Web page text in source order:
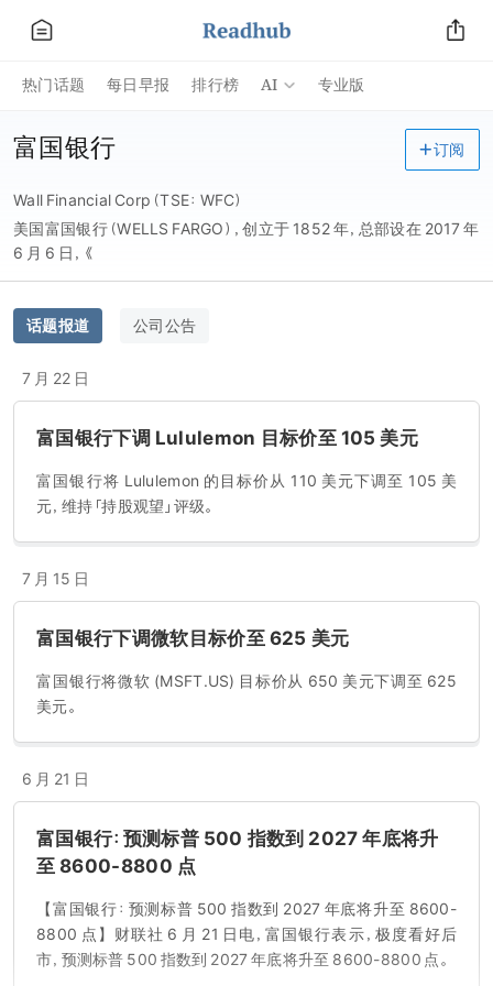
热门话题 每日早报 排行榜 AI 专业版
富国银行
Wall Financial Corp（TSE：WFC）
美国富国银行（WELLS FARGO），创立于 1852 年，总部设在 2017 年
6 月 6 日，《
订阅
话题报道 公司公告
7 月 22 日
富国银行下调 Lululemon 目标价至 105 美元
富国银行将 Lululemon 的目标价从 110 美元下调至 105 美
元，维持「持股观望」评级。
7 月 15 日
富国银行下调微软目标价至 625 美元
富国银行将微软 (MSFT.US) 目标价从 650 美元下调至 625
美元。
6 月 21 日
富国银行：预测标普 500 指数到 2027 年底将升
至 8600-8800 点
【富国银行：预测标普 500 指数到 2027 年底将升至 8600-
8800 点】财联社 6 月 21 日电，富国银行表示，极度看好后
市，预测标普 500 指数到 2027 年底将升至 8600-8800 点。